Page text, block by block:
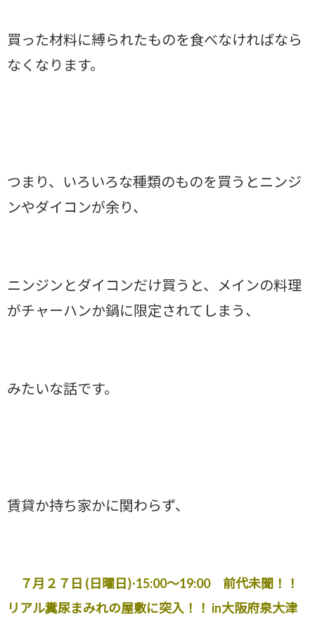
買った材料に縛られたものを食べなければなら
なくなります。
つまり、いろいろな種類のものを買うとニンジ
ンやダイコンが余り、
ニンジンとダイコンだけ買うと、メインの料理
がチャーハンか鍋に限定されてしまう、
みたいな話です。
賃貸か持ち家かに関わらず、
７月２７日 (日曜日)⋅15:00～19:00 前代未聞！！
リアル糞尿まみれの屋敷に突入！！ in大阪府泉大津